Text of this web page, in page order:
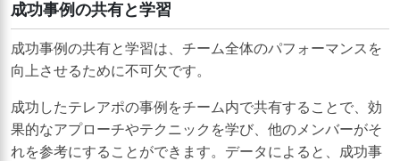
成功事例の共有と学習
成功事例の共有と学習は、チーム全体のパフォーマンスを
向上させるために不可欠です。
成功したテレアポの事例をチーム内で共有することで、効
果的なアプローチやテクニックを学び、他のメンバーがそ
れを参考にすることができます。データによると、成功事